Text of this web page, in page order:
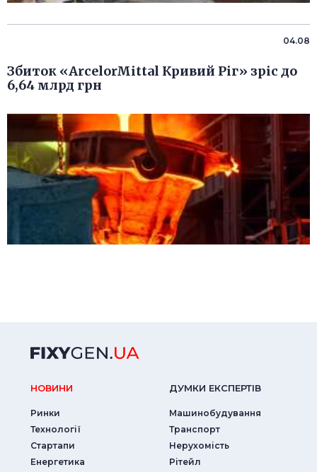
04.08
Збиток «ArcelorMittal Кривий Ріг» зріс до
6,64 млрд грн
НОВИНИ
Ринки
Технології
Стартапи
Енергетика
ДУМКИ ЕКСПЕРТIВ
Машинобудування
Транспорт
Нерухомість
Рітейл